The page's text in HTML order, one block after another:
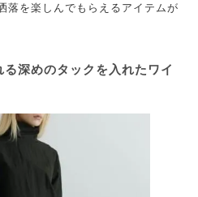
落を楽しんでもらえるアイテムが
深めのタックを入れたワイ